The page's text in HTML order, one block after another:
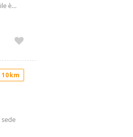
è
e